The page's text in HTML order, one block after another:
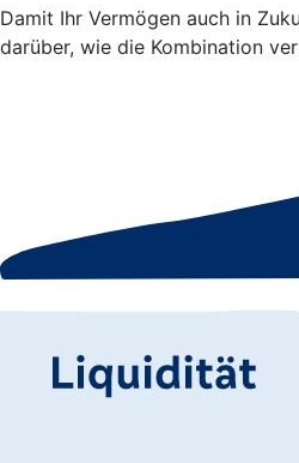
Damit Ihr Vermögen auch in
darüber, wie die Kombination